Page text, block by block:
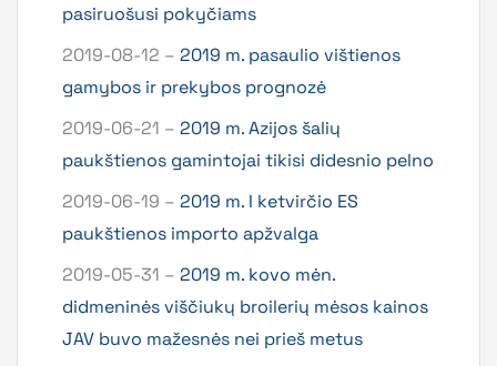
pasiruošusi pokyčiams
2019-08-12 – 2019 m. pasaulio vištienos
gamybos ir prekybos prognozė
2019-06-21 – 2019 m. Azijos šalių
paukštienos gamintojai tikisi didesnio pelno
2019-06-19 – 2019 m. I ketvirčio ES
paukštienos importo apžvalga
2019-05-31 – 2019 m. kovo mėn.
didmeninės viščiukų broilerių mėsos kainos
JAV buvo mažesnės nei prieš metus